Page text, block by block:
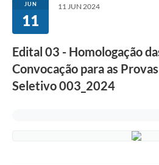
JUN
11
11 JUN 2024
Edital 03 - Homologação
Convocação para as
Seletivo 003_2024